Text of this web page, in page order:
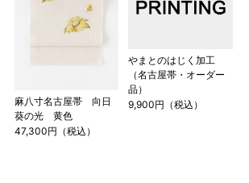
麻八寸名古屋帯 向日
葵の光 黄色
47,300円（税込）
やまとのはじく加工
（名古屋帯・オーダー
品）
9,900円（税込）